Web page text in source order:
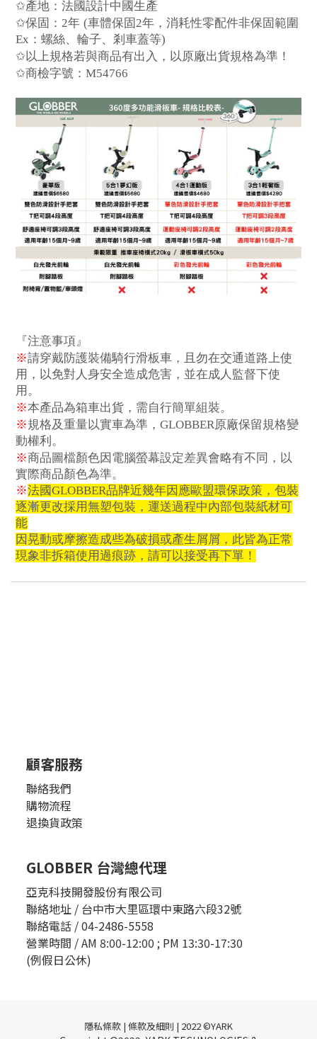
✩產地：法國設計中國生產
✩保固： 2年 (車體保固 2年，消耗性零配件非保固範圍
Ex ：螺絲、輪子、 剎 車蓋等)
✩以上規格若與商品有出入，以原廠出貨規格為準！
✩商檢字號：M54766
『注意事項』
※請穿戴防護裝備騎行滑板車，且勿在交通道路上使
用，以免對人身安全造成危害，並在成人監督下使
用。
※本產品為箱車出貨，需自行簡單組裝。
※規格及重量以實車為準， GLOBBER原廠保留規格變
動權利。
※商品圖檔顏色因電腦螢幕設定差異會略有不同，以
實際商品顏色為準。
※法國GLOBBER品牌近幾年因應歐盟環保政策，包裝
逐漸更改採用無塑包裝，運送過程中內部包裝紙材可
能
因晃動或摩擦造成些為破損或產生屑屑，此皆為正常
現象非拆箱使用過痕跡，請可以接受再下單！
顧客服務
聯絡我們
購物流程
退換貨政策
GLOBBER 台灣總代理
亞克科技開發股份有限公司
聯絡地址 / 台中市大里區環中東路六段32號
聯絡電話 / 04-2486-5558
營業時間 / AM 8:00-12:00 ; PM 13:30-17:30
(例假日公休)
隱私條款 | 條款及細則 | 2022 ©YARK